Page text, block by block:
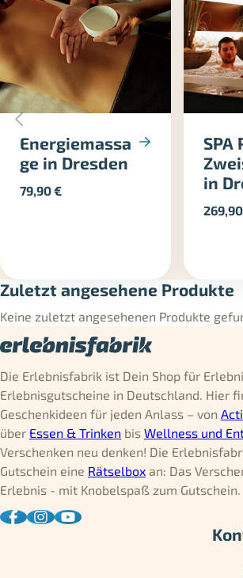
Energiemassa
ge in Dresden
79,90€
SPA
in
Zuletzt angesehene Produkte
Keine zuletzt angesehenen Produkte
Die Erlebnisfabrik ist Dein Shop für
Erlebnisgutscheine in Deutschland. Hier
Geschenkideen für jeden Anlass – von
über Essen & Trinken bis Wellness und
Verschenken neu denken! Die
Gutschein eine Rätselbox an: Das
Erlebnis - mit Knobelspaß zum Gutschein.